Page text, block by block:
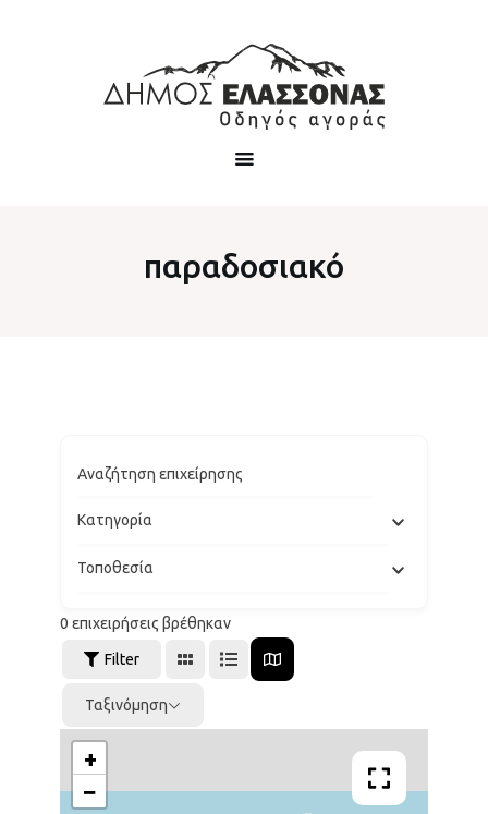
παραδοσιακό
Αναζήτηση επιχείρησης
Κατηγορία
Τοποθεσία
0 επιχειρήσεις βρέθηκαν
Filter
Ταξινόμηση
+
−